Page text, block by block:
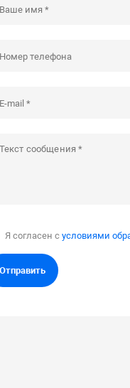
Я согласен с условиями
Отправить